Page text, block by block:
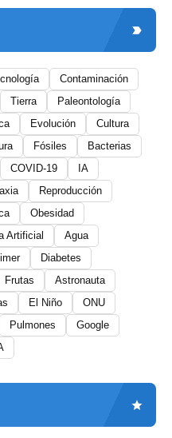
Contaminación
Tierra
Paleontología
Evolución
Cultura
Fósiles
Bacterias
COVID-19
IA
Reproducción
Obesidad
Artificial
Agua
Diabetes
Frutas
Astronauta
El Niño
ONU
Pulmones
Google